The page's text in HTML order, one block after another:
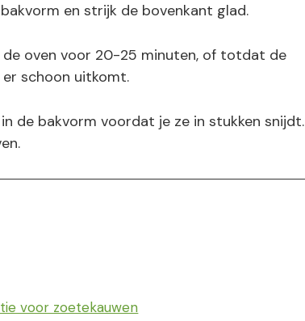
en strijk de bovenkant glad.
de oven voor 20-25 minuten, of totdat de
schoon uitkomt.
de bakvorm voordat je ze in stukken snijdt.
voor zoetekauwen